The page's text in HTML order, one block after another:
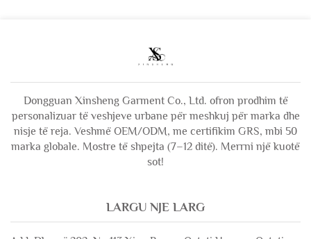
Dongguan Xinsheng Garment Co., Ltd. ofron prodhim të
personalizuar të veshjeve urbane për meshkuj për marka dhe
nisje të reja. Veshmë OEM/ODM, me certifikim GRS, mbi 50
marka globale. Mostre të shpejta (7–12 ditë). Merrni një kuotë
sot!
LARGU NJE LARG